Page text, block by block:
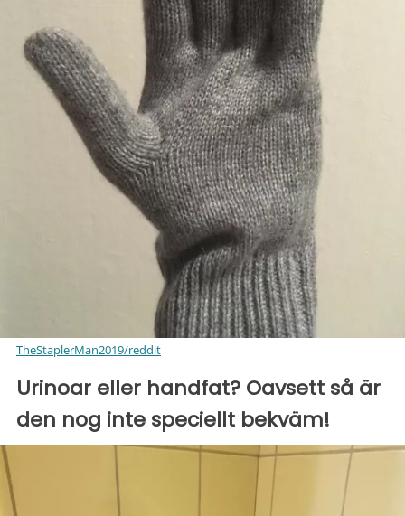
TheStaplerMan2019/reddit
Urinoar eller handfat? Oavsett så är
den nog inte speciellt bekväm!